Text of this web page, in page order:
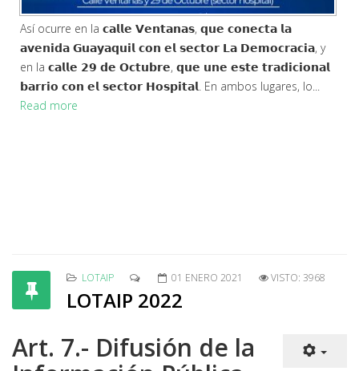
Así ocurre en la 𝗰𝗮𝗹𝗹𝗲 𝗩𝗲𝗻𝘁𝗮𝗻𝗮𝘀, 𝗾𝘂𝗲 𝗰𝗼𝗻𝗲𝗰𝘁𝗮 𝗹𝗮
𝗮𝘃𝗲𝗻𝗶𝗱𝗮 𝗚𝘂𝗮𝘆𝗮𝗾𝘂𝗶𝗹 𝗰𝗼𝗻 𝗲𝗹 𝘀𝗲𝗰𝘁𝗼𝗿 𝗟𝗮 𝗗𝗲𝗺𝗼𝗰𝗿𝗮𝗰𝗶𝗮, y
en la 𝗰𝗮𝗹𝗹𝗲 𝟮𝟵 𝗱𝗲 𝗢𝗰𝘁𝘂𝗯𝗿𝗲, 𝗾𝘂𝗲 𝘂𝗻𝗲 𝗲𝘀𝘁𝗲 𝘁𝗿𝗮𝗱𝗶𝗰𝗶𝗼𝗻𝗮𝗹
𝗯𝗮𝗿𝗿𝗶𝗼 𝗰𝗼𝗻 𝗲𝗹 𝘀𝗲𝗰𝘁𝗼𝗿 𝗛𝗼𝘀𝗽𝗶𝘁𝗮𝗹. En ambos lugares, lo...
Read more
LOTAIP 01 ENERO 2021 VISTO: 3968
LOTAIP 2022
Art. 7.- Difusión de la